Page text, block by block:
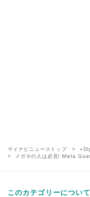
マイナビニューストップ
メガネの人は必見! Meta
このカテゴリーについて